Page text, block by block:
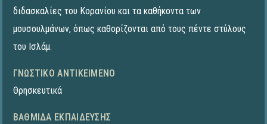
διδασκαλίες του Κορανίου και τα καθήκοντα των
μουσουλμάνων, όπως καθορίζονται από τους πέντε στύλους
του Ισλάμ.
ΓΝΩΣΤΙΚΌ ΑΝΤΙΚΕΊΜΕΝΟ
Θρησκευτικά
ΒΑΘΜΊΔΑ ΕΚΠΑΊΔΕΥΣΗΣ